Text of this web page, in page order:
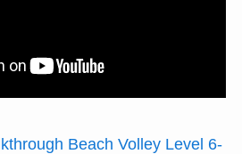
Beach Volley Level 6-